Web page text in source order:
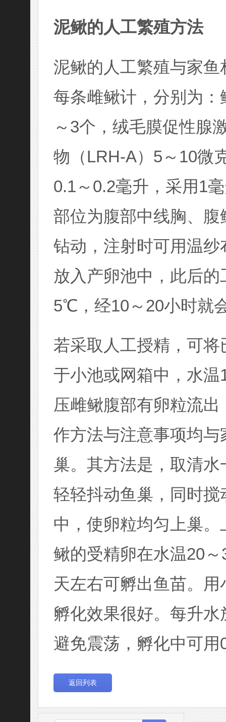
泥鳅的人工繁殖方法
泥鳅的人工繁殖与家
每条雌鳅计，分别为
～3个，绒毛膜促性腺
物（LRH-A）5～10微
0.1～0.2毫升，采用1
部位为腹部中线胸、
钻动，注射时可用温
放入产卵池中，此后
5℃ ，经10～20小时就
若采取人工授精，可
于小池或网箱中，水温
压雌鳅腹部有卵粒流
作方法与注意事项均
巢。其方法是，取清
轻轻抖动鱼巢，同时
中，使卵粒均匀上巢
鳅的受精卵在水温20～
天左右可孵出鱼苗。
孵化效果很好。每升
避免震荡，孵化中可
返回列表